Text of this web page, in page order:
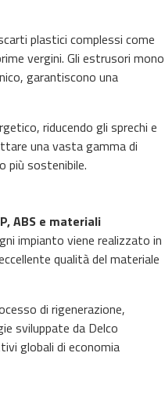
plastici complessi come
vergini. Gli estrusori mono
garantiscono una
riducendo gli sprechi e
una vasta gamma di
più sostenibile.
ABS e materiali
impianto viene realizzato in
qualità del materiale
di rigenerazione,
sviluppate da Delco
globali di economia